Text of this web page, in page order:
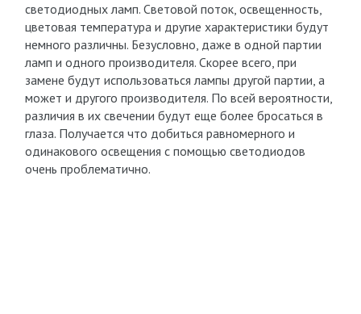
светодиодных ламп. Световой поток, освещенность,
цветовая температура и другие характеристики будут
немного различны. Безусловно, даже в одной партии
ламп и одного производителя. Скорее всего, при
замене будут использоваться лампы другой партии, а
может и другого производителя. По всей вероятности,
различия в их свечении будут еще более бросаться в
глаза. Получается что добиться равномерного и
одинакового освещения с помощью светодиодов
очень проблематично.